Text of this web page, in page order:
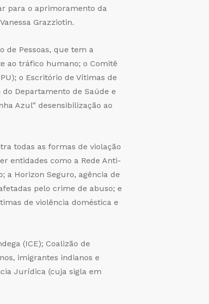
para o aprimoramento da
Grazziotin.
de Pessoas, que tem a
ao tráfico humano; o Comitê
o Escritório de Vítimas de
Departamento de Saúde e
Azul” desensibilização ao
todas as formas de violação
entidades como a Rede Anti-
a Horizon Seguro, agência de
pelo crime de abuso; e
de violência doméstica e
(ICE); Coalizão de
imigrantes indianos e
Jurídica (cuja sigla em